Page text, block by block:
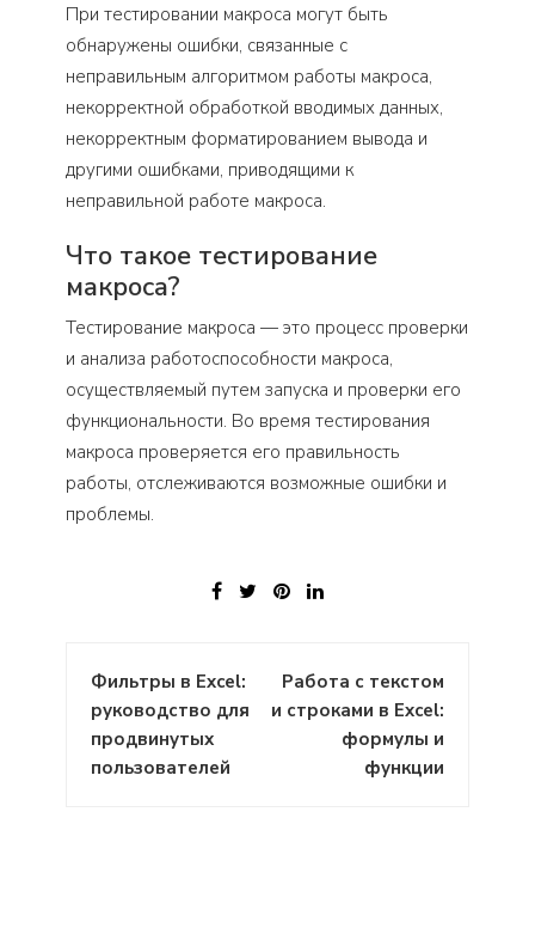
При тестировании макроса могут быть
обнаружены ошибки, связанные с
неправильным алгоритмом работы макроса,
некорректной обработкой вводимых данных,
некорректным форматированием вывода и
другими ошибками, приводящими к
неправильной работе макроса.
Что такое тестирование
макроса?
Тестирование макроса — это процесс проверки
и анализа работоспособности макроса,
осуществляемый путем запуска и проверки его
функциональности. Во время тестирования
макроса проверяется его правильность
работы, отслеживаются возможные ошибки и
проблемы.
Навигация
по
записям
Фильтры в Excel:
руководство для
продвинутых
пользователей
Работа с текстом
и строками в Excel:
формулы и
функции